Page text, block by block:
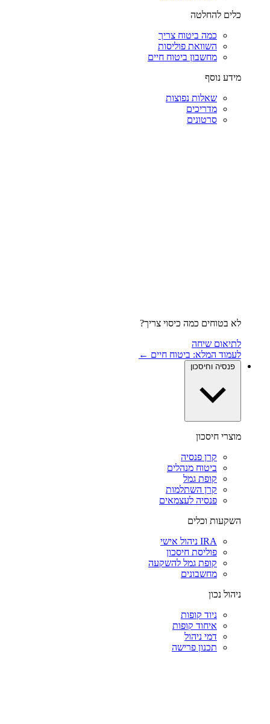
כלים להחלטה
כמה ביטוח צריך
השוואת פוליסות
מחשבון ביטוח חיים
מידע נוסף
שאלות נפוצות
מדריכים
סרטונים
לא בטוחים כמה כיסוי צריך?
לתיאום שיחה
לעמוד המלא: ביטוח חיים ←
פנסיה וחיסכון
מוצרי חיסכון
קרן פנסיה
ביטוח מנהלים
קופת גמל
קרן השתלמות
פנסיה לעצמאים
השקעות וכלים
IRA ניהול אישי
פוליסת חיסכון
קופת גמל להשקעה
מחשבונים
ניהול נכון
ניוד קופות
איחוד קופות
דמי ניהול
תכנון פרישה